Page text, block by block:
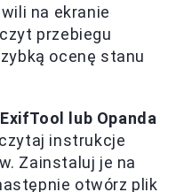
na ekranie
przebiegu
ocenę stanu
lub Opanda
instrukcje
Zainstaluj je na
otwórz plik